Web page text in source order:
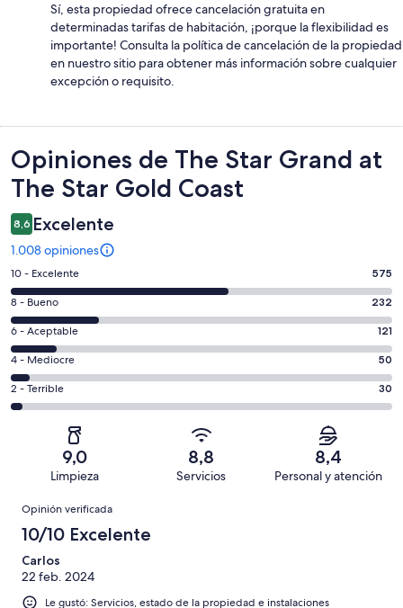
Sí, esta propiedad ofrece cancelación gratuita en
determinadas tarifas de habitación, ¡porque la flexibilidad es
importante! Consulta la política de cancelación de la propiedad
en nuestro sitio para obtener más información sobre cualquier
excepción o requisito.
Opiniones
Opiniones de The Star Grand at
The Star Gold Coast
8,6 Excelente
1.008 opiniones
Evaluación:
10
-
Excelente.
575
de
1008
opiniones
10 - Excelente 575
Evaluación:
8
-
Bueno.
232
de
opiniones
8 - Bueno 232
Evaluación:
6
-
Aceptable.
121
opiniones
6 - Aceptable 121
Evaluación:
4
-
4 - Mediocre 50
Evaluación:
2
1008
opiniones
2 - Terrible 30
9,0
Limpieza
8,8
Servicios
8,4
Personal y atención
Opiniones
Opinión verificada
10/10 Excelente
Carlos
22 feb. 2024
Le gustó: Servicios, estado de la propiedad e instalaciones